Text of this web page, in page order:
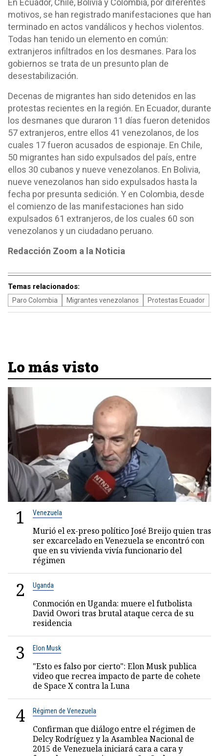
En Ecuador, Chile, Bolivia y Colombia, por diferentes
motivos, se han registrado manifestaciones que han
terminado en actos vandálicos y hechos violentos.
Todas han tenido un elemento en común:
extranjeros infiltrados en los desmanes. Para los
gobiernos se trata de un presunto plan de
desestabilización.
Decenas de migrantes han sido detenidos en las
protestas recientes en la región. En Ecuador, durante
los desmanes que duraron 11 días fueron detenidos
57 extranjeros, entre ellos 41 venezolanos, de los
cuales 17 fueron acusados de espionaje. En Chile,
50 migrantes han sido expulsados del país, entre
ellos 30 cubanos y nueve venezolanos. En Bolivia,
nueve venezolanos han sido expulsados hasta la
fecha por presunta sedición. Y en Colombia, desde
el comienzo de las manifestaciones han sido
expulsados 61 extranjeros, de los cuales 60 son
venezolanos y un ciudadano peruano.
Redacción Zoom a la Noticia
Temas relacionados:
Paro Colombia Migrantes venezolanos Protestas Ecuador
Lo más visto
1 Venezuela
Murió el ex-preso político José Breijo quien tras
ser excarcelado en Venezuela se encontró con
que en su vivienda vivía funcionario del
régimen
2 Uganda
Conmoción en Uganda: muere el futbolista
David Owori tras brutal ataque cerca de su
residencia
3 Elon Musk
"Esto es falso por cierto": Elon Musk publica
video que recrea impacto de parte de cohete
de Space X contra la Luna
4 Régimen de Venezuela
Confirman que diálogo entre el régimen de
Delcy Rodríguez y la Asamblea Nacional de
2015 de Venezuela iniciará cara a cara y